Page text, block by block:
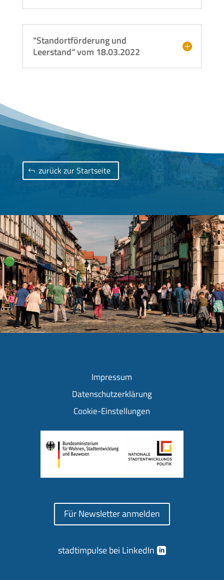
"Standortförderung und
Leerstand“ vom 18.03.2022
zurück zur Startseite
Impressum
Datenschutzerklärung
Cookie-Einstellungen
Für Newsletter anmelden
stadtimpulse bei LinkedIn